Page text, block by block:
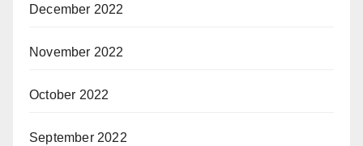
December 2022
November 2022
October 2022
September 2022